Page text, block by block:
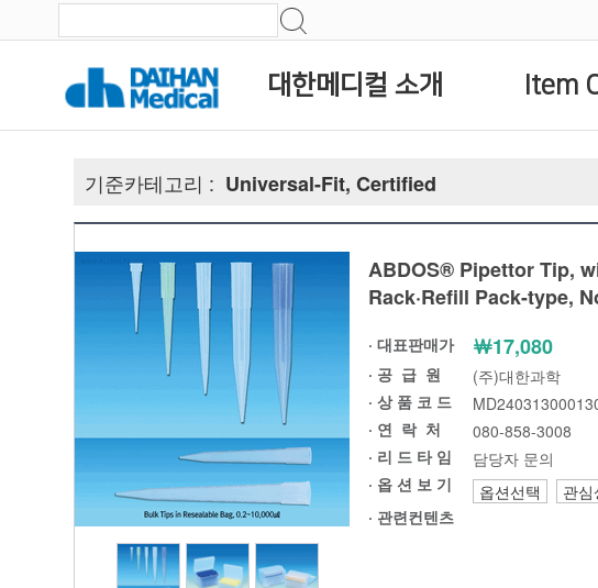
대한메디컬 소개 Item
기준카테고리 : Universal-Fit, Certified
ABDOS® Pipettor Tip,
Rack·Refill Pack-type,
· 대표판매가 ￦17,080
· 공 급 원
(주)대한과학
· 상 품 코 드
· 연 락 처
080-858-3008
· 리 드 타 임
담당자 문의
· 옵 션 보 기
옵션선택
관심
· 관련컨텐츠